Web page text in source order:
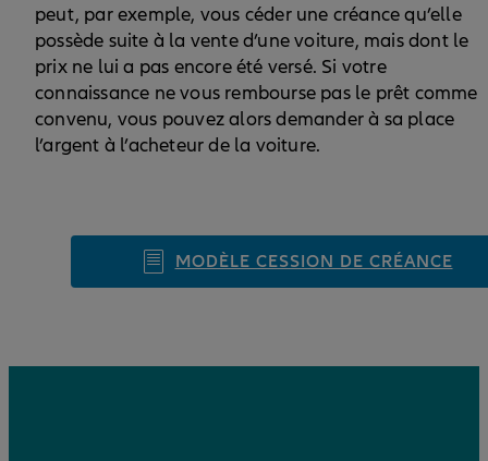
peut, par exemple, vous céder une créance qu’elle
possède suite à la vente d’une voiture, mais dont le
prix ne lui a pas encore été versé. Si votre
connaissance ne vous rembourse pas le prêt comme
convenu, vous pouvez alors demander à sa place
l’argent à l’acheteur de la voiture.
MODÈLE CESSION DE CRÉANCE